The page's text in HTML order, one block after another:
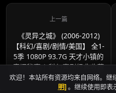
《灵异之城》 (2006-2012)
【科幻/喜剧/剧情/美国】 全1-
5季 1080P 93.7G 天才小镇的
奇闻秘事 | 科幻喜剧经典收藏
欢迎！本站所有资源均来自网络。继
明]。继续使用即表